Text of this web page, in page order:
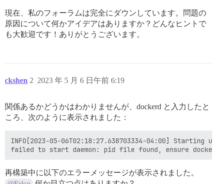
現在、私のフォーラムは完全にダウンしています。問題の
原因について何かアイデアはありますか？どんなヒントで
も大歓迎です！ありがとうございます。
ckshen 2023 年 5 月 6 日午前 6:19
2
関係あるかどうかはわかりませんが、dockerd と入力したと
ころ、次のように表示されました：
INFO[2023-05-06T02:18:27.638703334-04:00] Starting up
再構築中に以下のエラーメッセージが表示されました。